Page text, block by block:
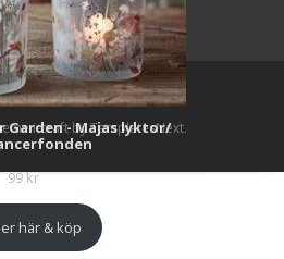
Garden - Majas lyktor/
99kr
här & köp
i-craftby TemplatesNext.